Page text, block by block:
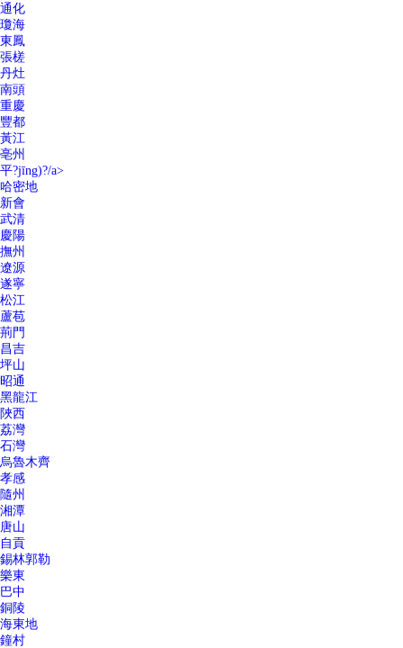
通化
瓊海
東鳳
張槎
丹灶
南頭
重慶
豐都
黃江
亳州
平?jīng)?/a>
哈密地
新會
武清
慶陽
撫州
遼源
遂寧
松江
蘆苞
荊門
昌吉
坪山
昭通
黑龍江
陜西
荔灣
石灣
烏魯木齊
孝感
隨州
湘潭
唐山
自貢
錫林郭勒
樂東
巴中
銅陵
海東地
鐘村